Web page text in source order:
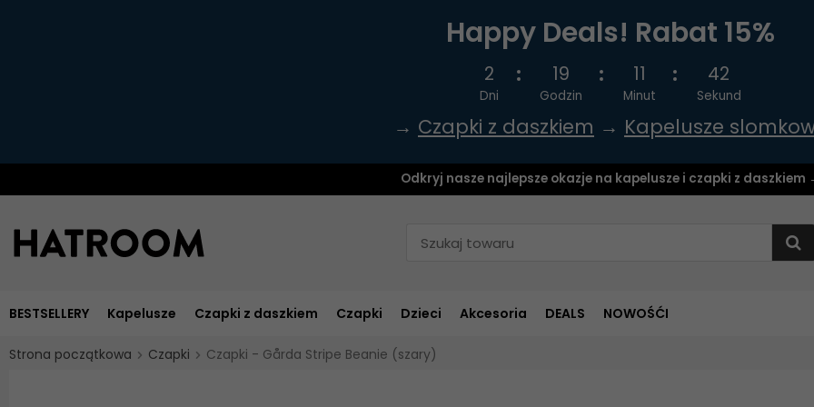
Happy Deals! Rabat 15%
2
Dni
19
Godzin
11
Minut
42
Sekund
→ Czapki z daszkiem → Kapelusze
Odkryj nasze najlepsze okazje na kapelusze i czapki z daszkiem
BESTSELLERY Kapelusze Czapki z daszkiem Czapki Dzieci Akcesoria DEALS NOWOŚĆI
Strona początkowa Czapki Czapki - Gårda Stripe Beanie (szary)